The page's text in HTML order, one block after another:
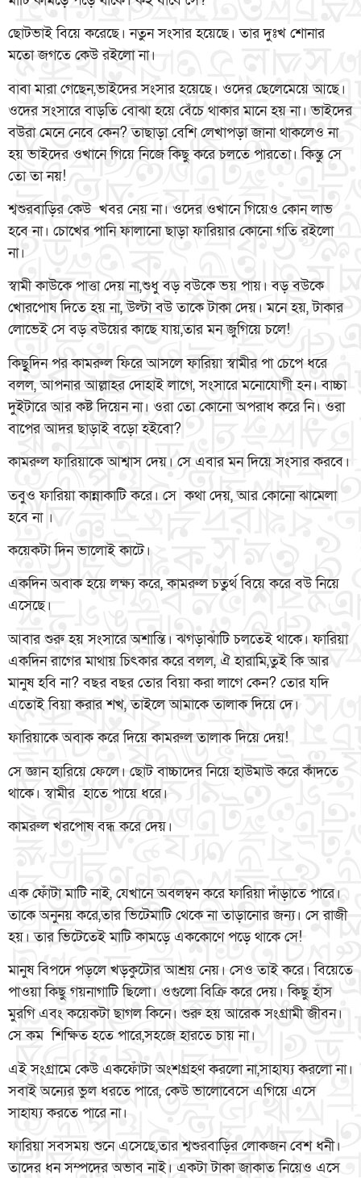
ছোটভাই বিয়ে করেছে। নতুন সংসার হয়েছে। তার দুঃখ শোনার
মতো জগতে কেউ রইলো না।
বাবা মারা গেছেন,ভাইদের সংসার হয়েছে। ওদের ছেলেমেয়ে আছে।
ওদের সংসারে বাড়তি বোঝা হয়ে বেঁচে থাকার মানে হয় না। ভাইদের
বউরা মেনে নেবে কেন? তাছাড়া বেশি লেখাপড়া জানা থাকলেও না
হয় ভাইদের ওখানে গিয়ে নিজে কিছু করে চলতে পারতো। কিন্তু সে
তো তা নয়!
শ্বশুরবাড়ির কেউ খবর নেয় না। ওদের ওখানে গিয়েও কোন লাভ
হবে না। চোখের পানি ফালানো ছাড়া ফারিয়ার কোনো গতি রইলো
না।
স্বামী কাউকে পাত্তা দেয় না,শুধু বড় বউকে ভয় পায়। বড় বউকে
খোরপোষ দিতে হয় না, উল্টা বউ তাকে টাকা দেয়। মনে হয়, টাকার
লোভেই সে বড় বউয়ের কাছে যায়,তার মন জুগিয়ে চলে!
কিছুূদিন পর কামরুল ফিরে আসলে ফারিয়া স্বামীর পা চেপে ধরে
বলল, আপনার আল্লাহর দোহাই লাগে, সংসারে মনোযোগী হন। বাচ্চা
দুইটারে আর কষ্ট দিয়েন না। ওরা তো কোনো অপরাধ করে নি। ওরা
বাপের আদর ছাড়াই বড়ো হইবো?
কামরুল ফারিয়াকে আশ্বাস দেয়। সে এবার মন দিয়ে সংসার করবে।
তবুও ফারিয়া কান্নাকাটি করে। সে কথা দেয়, আর কোনো ঝামেলা
হবে না ।
কয়েকটা দিন ভালোই কাটে।
একদিন অবাক হয়ে লক্ষ্য করে, কামরুল চতুর্থ বিয়ে করে বউ নিয়ে
এসেছে।
আবার শুরু হয় সংসারে অশান্তি। ঝগড়াঝাঁটি চলতেই থাকে। ফারিয়া
একদিন রাগের মাথায় চিৎকার করে বলল, ঐ হারামি,তুই কি আর
মানুষ হবি না? বছর বছর তোর বিয়া করা লাগে কেন? তোর যদি
এতোই বিয়া করার শখ, তাইলে আমাকে তালাক দিয়ে দে।
ফারিয়াকে অবাক করে দিয়ে কামরুল তালাক দিয়ে দেয়!
সে জ্ঞান হারিয়ে ফেলে। ছোট বাচ্চাদের নিয়ে হাউমাউ করে কাঁদতে
থাকে। স্বামীর হাতে পায়ে ধরে।
কামরুল খরপোষ বন্ধ করে দেয়।
এক ফোঁটা মাটি নাই, যেখানে অবলম্বন করে ফারিয়া দাঁড়াতে পারে।
তাকে অনুনয় করে,তার ভিটেমাটি থেকে না তাড়ানোর জন্য। সে রাজী
হয়। তার ভিটেতেই মাটি কামড়ে এককোণে পড়ে থাকে সে!
মানুষ বিপদে পড়লে খড়কুটোর আশ্রয় নেয়। সেও তাই করে। বিয়েতে
পাওয়া কিছু গয়নাগাটি ছিলো। ওগুলো বিক্রি করে দেয়। কিছু হাঁস
মুরগি এবং কয়েকটা ছাগল কিনে। শুরু হয় আরেক সংগ্রামী জীবন।
সে কম শিক্ষিত হতে পারে,সহজে হারতে চায় না।
এই সংগ্রামে কেউ একফোঁটা অংশগ্রহণ করলো না,সাহায্য করলো না।
সবাই অন্যের ভুল ধরতে পারে, কেউ ভালোবেসে এগিয়ে এসে
সাহায্য করতে পারে না।
ফারিয়া সবসময় শুনে এসেছে,তার শ্বশুরবাড়ির লোকজন বেশ ধনী।
তাদের ধন সম্পদের অভাব নাই। একটা টাকা জাকাত নিয়েও এসে